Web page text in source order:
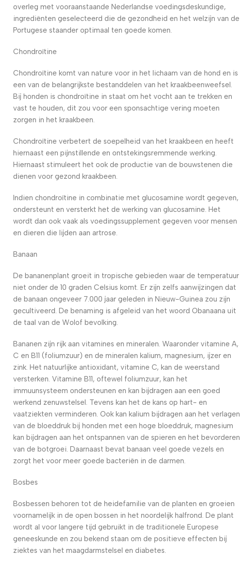
overleg met vooraanstaande Nederlandse voedingsdeskundige,
ingrediënten geselecteerd die de gezondheid en het welzijn van de
Portugese staander optimaal ten goede komen.
Chondroïtine
Chondroïtine komt van nature voor in het lichaam van de hond en is
een van de belangrijkste bestanddelen van het kraakbeenweefsel.
Bij honden is chondroïtine in staat om het vocht aan te trekken en
vast te houden, dit zou voor een sponsachtige vering moeten
zorgen in het kraakbeen.
Chondroïtine verbetert de soepelheid van het kraakbeen en heeft
hiernaast een pijnstillende en ontstekingsremmende werking.
Hiernaast stimuleert het ook de productie van de bouwstenen die
dienen voor gezond kraakbeen.
Indien chondroïtine in combinatie met glucosamine wordt gegeven,
ondersteunt en versterkt het de werking van glucosamine. Het
wordt dan ook vaak als voedingssupplement gegeven voor mensen
en dieren die lijden aan artrose.
Banaan
De bananenplant groeit in tropische gebieden waar de temperatuur
niet onder de 10 graden Celsius komt. Er zijn zelfs aanwijzingen dat
de banaan ongeveer 7.000 jaar geleden in Nieuw-Guinea zou zijn
gecultiveerd. De benaming is afgeleid van het woord Obanaana uit
de taal van de Wolof bevolking.
Bananen zijn rijk aan vitamines en mineralen. Waaronder vitamine A,
C en B11 (foliumzuur) en de mineralen kalium, magnesium, ijzer en
zink. Het natuurlijke antioxidant, vitamine C, kan de weerstand
versterken. Vitamine B11, oftewel foliumzuur, kan het
immuunsysteem ondersteunen en kan bijdragen aan een goed
werkend zenuwstelsel. Tevens kan het de kans op hart- en
vaatziekten verminderen. Ook kan kalium bijdragen aan het verlagen
van de bloeddruk bij honden met een hoge bloeddruk, magnesium
kan bijdragen aan het ontspannen van de spieren en het bevorderen
van de botgroei. Daarnaast bevat banaan veel goede vezels en
zorgt het voor meer goede bacteriën in de darmen.
Bosbes
Bosbessen behoren tot de heidefamilie van de planten en groeien
voornamelijk in de open bossen in het noordelijk halfrond. De plant
wordt al voor langere tijd gebruikt in de traditionele Europese
geneeskunde en zou bekend staan om de positieve effecten bij
ziektes van het maagdarmstelsel en diabetes.